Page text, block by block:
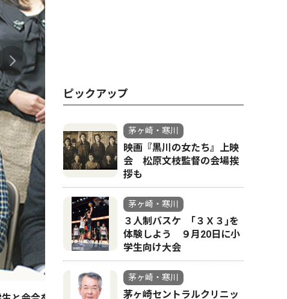
ピックアップ
茅ヶ崎・寒川
映画『黒川の女たち』上映
会 松原文枝監督の会場挨
拶も
茅ヶ崎・寒川
３人制バスケ ｢３Ｘ３｣を
体験しよう ９月20日に小
学生向け大会
茅ヶ崎・寒川
茅ヶ崎セントラルクリニッ